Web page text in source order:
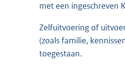
met een ingeschreven
Zelfuitvoering of
(zoals familie,
toegestaan.